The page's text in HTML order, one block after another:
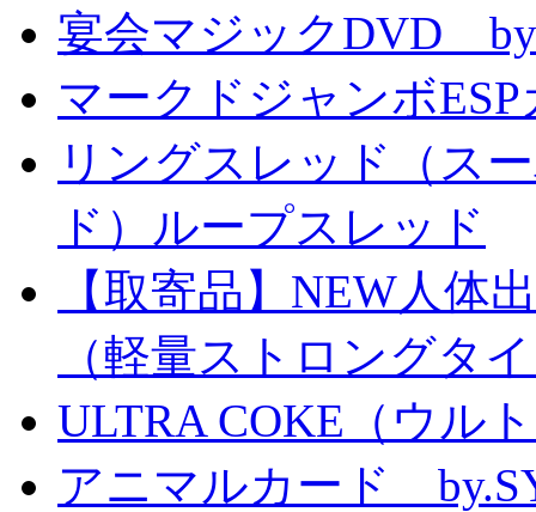
宴会マジックDVD
マークドジャンボ
リングスレッド（ス
ド）ループスレッド
【取寄品】NEW人体
（軽量ストロングタ
ULTRA COKE（ウル
アニマルカード